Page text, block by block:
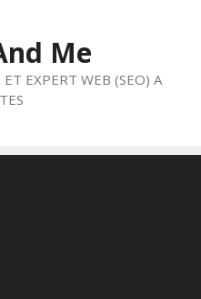
Me
EXPERT WEB (SEO) A